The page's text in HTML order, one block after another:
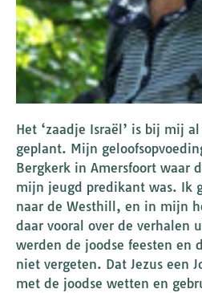
Het ‘zaadje Israël’ is bij mij
geplant. Mijn
Bergkerk in Amersfoort waar
mijn jeugd predikant was. Ik
naar de Westhill, en in mijn
daar vooral over de verhalen
werden de joodse feesten en
niet vergeten. Dat Jezus een
met de joodse wetten en